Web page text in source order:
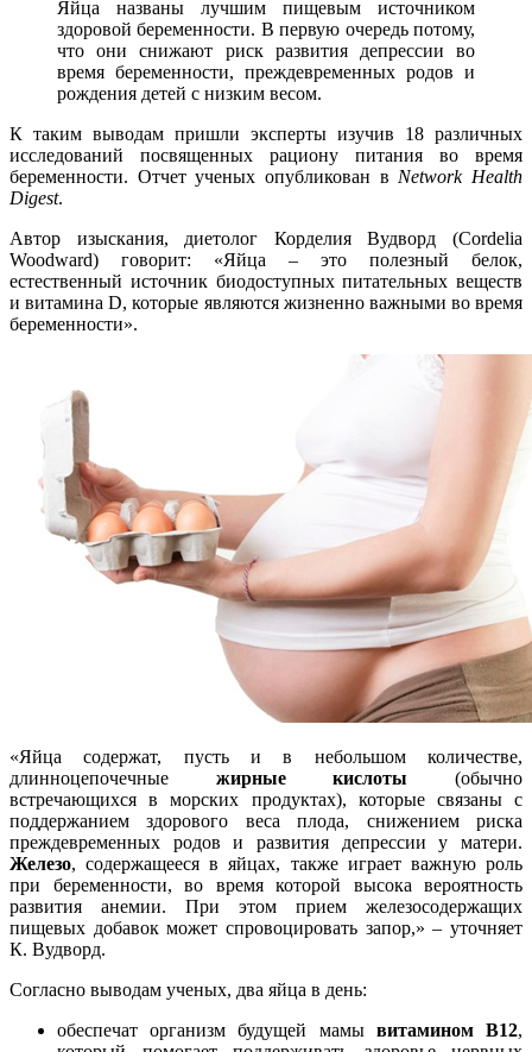
Яйца названы лучшим пищевым источником
здоровой беременности. В первую очередь потому,
что они снижают риск развития депрессии во
время беременности, преждевременных родов и
рождения детей с низким весом.
К таким выводам пришли эксперты изучив 18 различных
исследований посвященных рациону питания во время
беременности. Отчет ученых опубликован в Network Health
Digest.
Автор изыскания, диетолог Корделия Вудворд (Cordelia
Woodward) говорит: «Яйца – это полезный белок,
естественный источник биодоступных питательных веществ
и витамина D, которые являются жизненно важными во время
беременности».
«Яйца содержат, пусть и в небольшом количестве,
длинноцепочечные жирные кислоты (обычно
встречающихся в морских продуктах), которые связаны с
поддержанием здорового веса плода, снижением риска
преждевременных родов и развития депрессии у матери.
Железо, содержащееся в яйцах, также играет важную роль
при беременности, во время которой высока вероятность
развития анемии. При этом прием железосодержащих
пищевых добавок может спровоцировать запор,» – уточняет
К. Вудворд.
Согласно выводам ученых, два яйца в день:
обеспечат организм будущей мамы витамином B12,